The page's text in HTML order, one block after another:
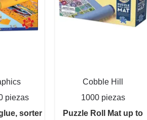
piezas
sorter
Cobble Hill
1000 piezas
Puzzle Roll Mat up to